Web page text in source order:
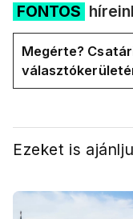
FONTOS
Megérte?
vége
Ezeket is